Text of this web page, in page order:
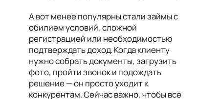
А вот менее популярны стали займы с
обилием условий, сложной
регистрацией или необходимостью
подтверждать доход. Когда клиенту
нужно собрать документы, загрузить
фото, пройти звонок и подождать
решение — он просто уходит к
конкурентам. Сейчас важно, чтобы всё